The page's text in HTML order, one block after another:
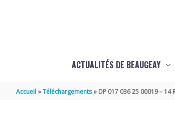
ACTUALITÉS DE BEAUGEAY
Accueil Téléchargements DP 017 036 25 00019 –